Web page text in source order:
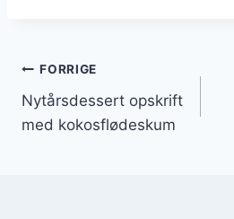
Indlægsnavigation
FORRIGE
Nytårsdessert opskrift
med kokosflødeskum